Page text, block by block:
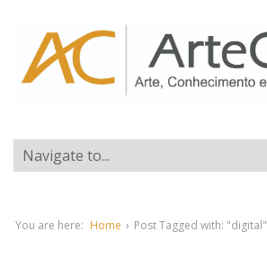
You are here: Home › Post Tagged with: "digital"